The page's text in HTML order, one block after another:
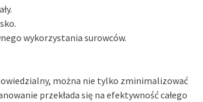
wykorzystania surowców.
można nie tylko zminimalizować
przekłada się na efektywność całego